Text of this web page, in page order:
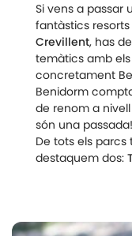
Si vens a passar
fantàstics
Crevillent, has
temàtics amb
concretament
Benidorm
de renom a
són una passada!
De tots els
destaquem dos: